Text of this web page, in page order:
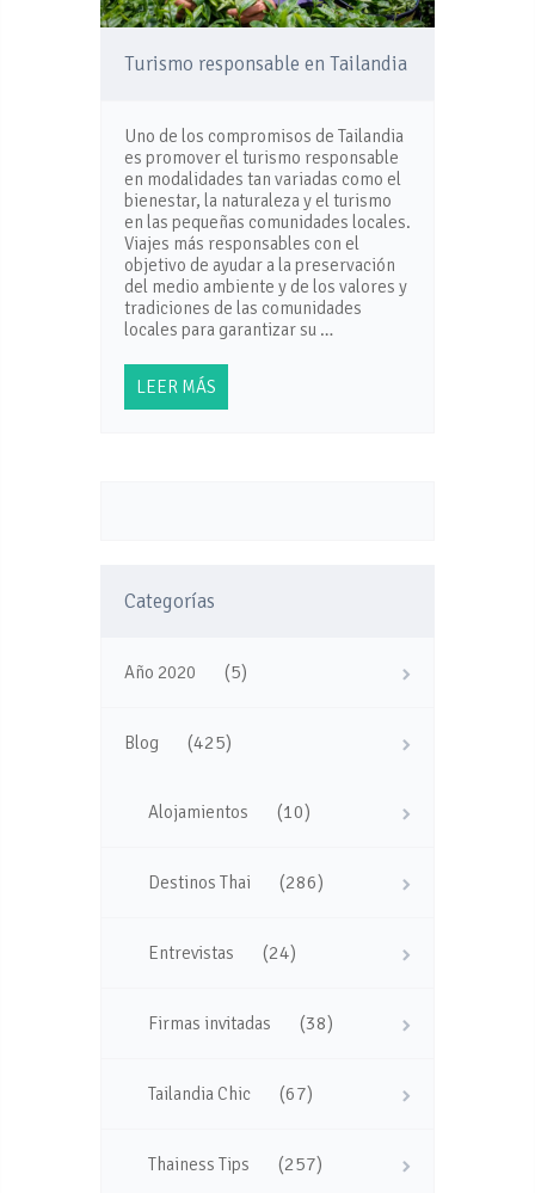
Turismo responsable en Tailandia
Uno de los compromisos de Tailandia
es promover el turismo responsable
en modalidades tan variadas como el
bienestar, la naturaleza y el turismo
en las pequeñas comunidades locales.
Viajes más responsables con el
objetivo de ayudar a la preservación
del medio ambiente y de los valores y
tradiciones de las comunidades
locales para garantizar su …
LEER MÁS
Categorías
Año 2020 (5)
Blog (425)
Alojamientos (10)
Destinos Thai (286)
Entrevistas (24)
Firmas invitadas (38)
Tailandia Chic (67)
Thainess Tips (257)